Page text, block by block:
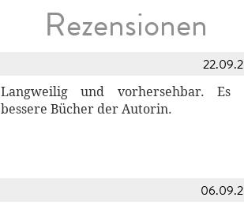
Rezensionen
Langweilig und vorhersehbar. Es
bessere Bücher der Autorin.